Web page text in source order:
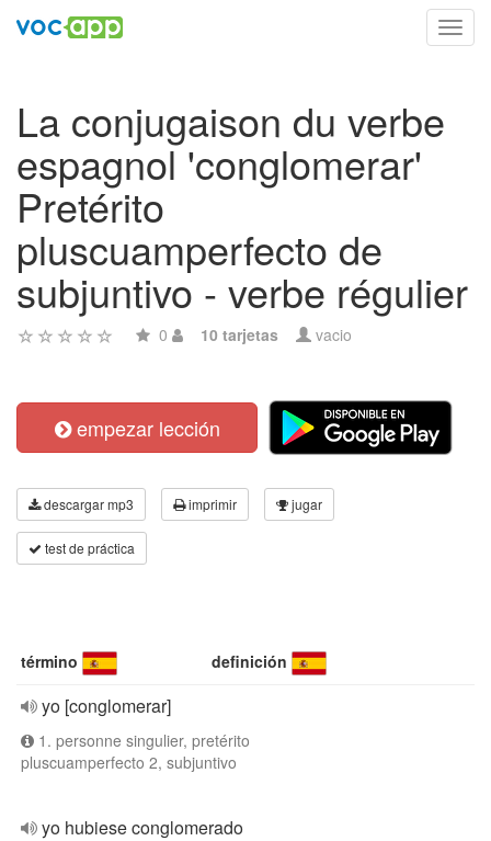
La conjugaison du verbe
espagnol 'conglomerar'
Pretérito
pluscuamperfecto de
subjuntivo - verbe régulier
0 10 tarjetas vacio
empezar lección
descargar mp3 imprimir jugar
test de práctica
término definición
yo [conglomerar]
1. personne singulier, pretérito
pluscuamperfecto 2, subjuntivo
yo hubiese conglomerado